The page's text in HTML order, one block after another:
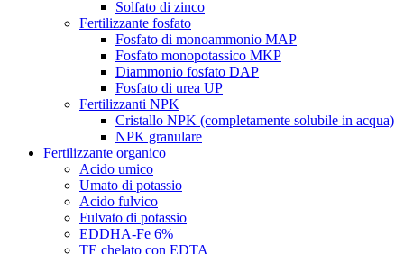
Solfato di zinco
Fertilizzante fosfato
Fosfato di monoammonio MAP
Fosfato monopotassico MKP
Diammonio fosfato DAP
Fosfato di urea UP
Fertilizzanti NPK
Cristallo NPK (completamente solubile in acqua)
NPK granulare
Fertilizzante organico
Acido umico
Umato di potassio
Acido fulvico
Fulvato di potassio
EDDHA-Fe 6%
TE chelato con EDTA